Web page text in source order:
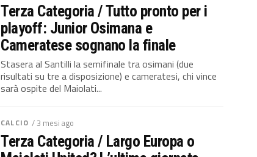
Terza Categoria / Tutto pronto per i
playoff: Junior Osimana e
Cameratese sognano la finale
Stasera al Santilli la semifinale tra osimani (due
risultati su tre a disposizione) e cameratesi, chi vince
sarà ospite del Maiolati...
CALCIO / 3 mesi ago
Terza Categoria / Largo Europa o